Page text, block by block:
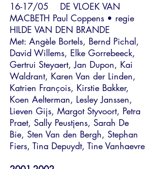
16-17/05 DE VLOEK VAN
MACBETH Paul Coppens • regie
HILDE VAN DEN BRANDE
Met: Angèle Bortels, Bernd Pichal,
David Willems, Elke Gorrebeeck,
Gertrui Steyaert, Jan Dupon, Kai
Waldrant, Karen Van der Linden,
Katrien François, Kirstie Bakker,
Koen Aelterman, Lesley Janssen,
Lieven Gijs, Margot Styvoort, Petra
Praet, Sally Peustjens, Sarah De
Bie, Sten Van den Bergh, Stephan
Fiers, Tina Depuydt, Tine Vanhaevre